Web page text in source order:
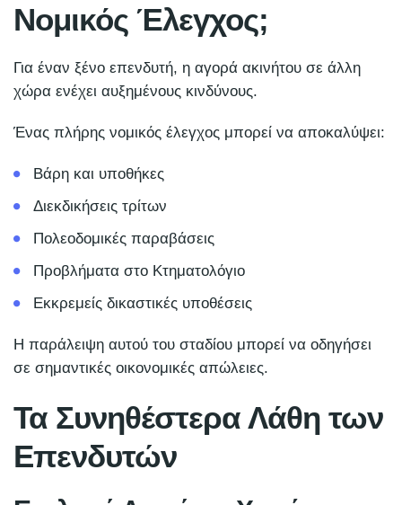
Νομικός Έλεγχος;
Για έναν ξένο επενδυτή, η αγορά ακινήτου σε άλλη
χώρα ενέχει αυξημένους κινδύνους.
Ένας πλήρης νομικός έλεγχος μπορεί να αποκαλύψει:
Βάρη και υποθήκες
Διεκδικήσεις τρίτων
Πολεοδομικές παραβάσεις
Προβλήματα στο Κτηματολόγιο
Εκκρεμείς δικαστικές υποθέσεις
Η παράλειψη αυτού του σταδίου μπορεί να οδηγήσει
σε σημαντικές οικονομικές απώλειες.
Τα Συνηθέστερα Λάθη των
Επενδυτών